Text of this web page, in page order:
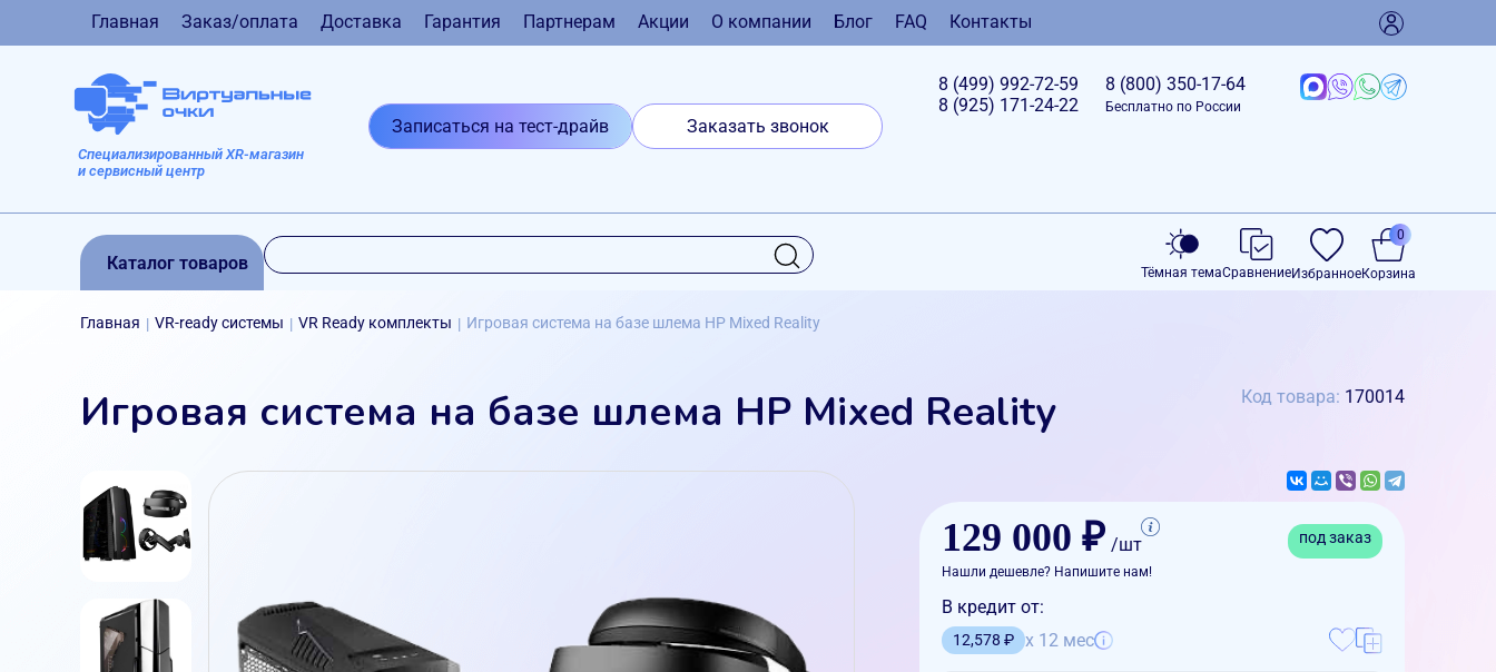
Главная Заказ/оплата Доставка Гарантия Партнерам Акции О компании Блог FAQ Контакты
Специализированный XR-магазин
и сервисный центр
Записаться на тест-драйв Заказать звонок
8 (499) 992-72-59
8 (925) 171-24-22
8 (800) 350-17-64
Бесплатно по России
Каталог товаров Тёмная темаСравнениеИзбранноеКорзина
0
Главная | VR-ready системы | VR Ready комплекты | Игровая система на базе шлема HP Mixed Reality
Игровая система на базе шлема HP Mixed Reality Код товара: 170014
129 000 ₽ /шт под заказ
Нашли дешевле? Напишите нам!
В кредит от:
12,578 ₽ x 12 мес